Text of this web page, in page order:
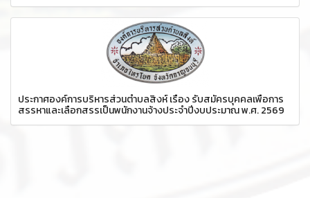
ประกาศองค์การบริหารส่วนตำบลสิงห์ เรื่อง รับสมัครบุคคลเพื่อการ
สรรหาและเลือกสรรเป็นพนักงานจ้างประจำปีงบประมาณ พ.ศ. 2569